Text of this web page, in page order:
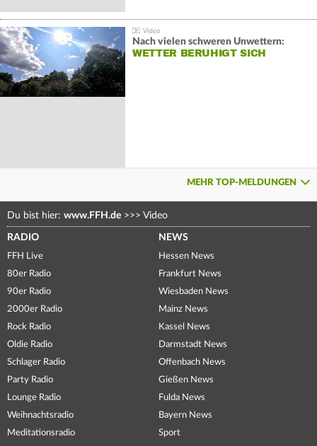
Nach vielen schweren Unwettern:
WETTER BERUHIGT SICH
MEHR TOP-MELDUNGEN
Du bist hier: www.FFH.de >>> Video
RADIO
FFH Live
80er Radio
90er Radio
2000er Radio
Rock Radio
Oldie Radio
Schlager Radio
Party Radio
Lounge Radio
Weihnachtsradio
Meditationsradio
NEWS
Hessen News
Frankfurt News
Wiesbaden News
Mainz News
Kassel News
Darmstadt News
Offenbach News
Gießen News
Fulda News
Bayern News
Sport